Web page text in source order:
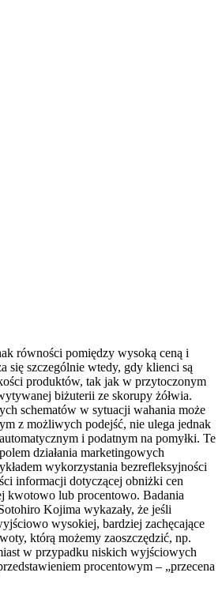
równości pomiędzy wysoką ceną i
się szczególnie wtedy, gdy klienci są
produktów, tak jak w przytoczonym
biżuterii ze skorupy żółwia.
schematów w sytuacji wahania może
z możliwych podejść, nie ulega jednak
i podatnym na pomyłki. Te
działania marketingowych
wykorzystania bezrefleksyjności
informacji dotyczącej obniżki cen
kwotowo lub procentowo. Badania
Kojima wykazały, że jeśli
wysokiej, bardziej zachęcające
którą możemy zaoszczędzić, np.
w przypadku niskich wyjściowych
procentowym – „przecena